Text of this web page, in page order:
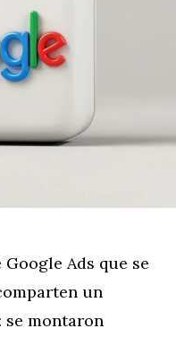
Ads que se
un
se montaron